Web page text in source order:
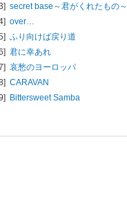
secret base～君がくれたもの～
over…
ふり向けば戻り道
君に幸あれ
哀愁のヨーロッパ
CARAVAN
Bittersweet Samba